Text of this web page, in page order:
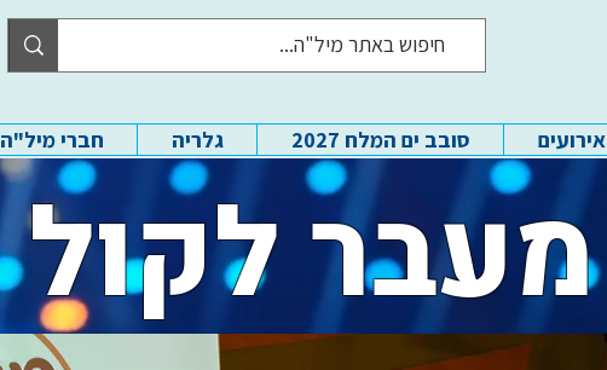
אירועים סובב ים המלח 2027 גלריה חברי מיל"ה
מעבר לקול